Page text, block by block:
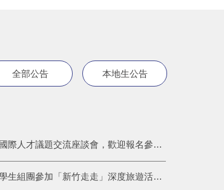
全部公告 本地生公告
【活動公告】新住民及國際人才議題交流座談會，歡迎報名參加！
【活動公告】邀請外籍學生組團參加「新竹走走」深度旅遊活動！